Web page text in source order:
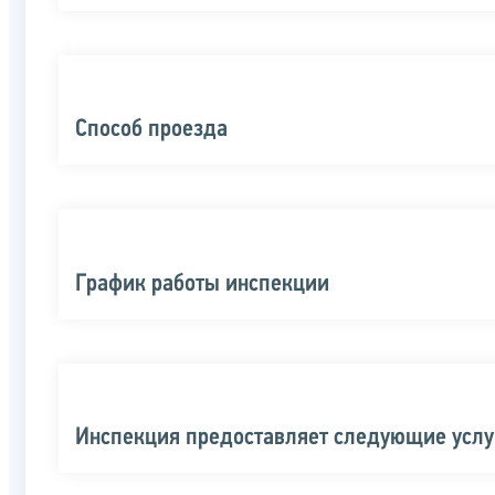
Способ проезда
График работы инспекции
Инспекция предоставляет следующие